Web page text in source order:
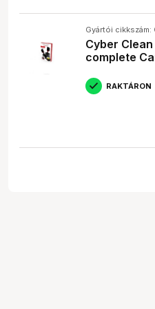
Gyártói cikkszám:
Cyber
complete
RAKTÁRON